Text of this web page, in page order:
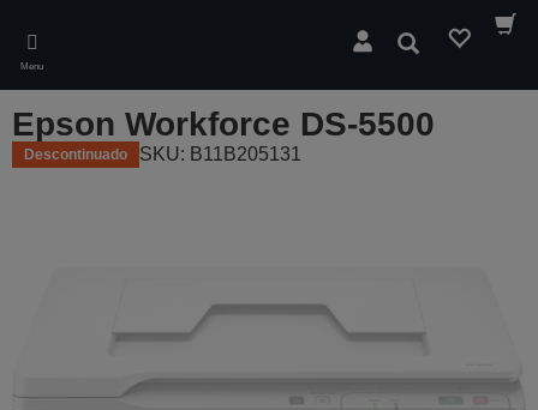
main
content
Menu
Pesquisar
Epson Workforce DS-5500
Descontinuado SKU: B11B205131